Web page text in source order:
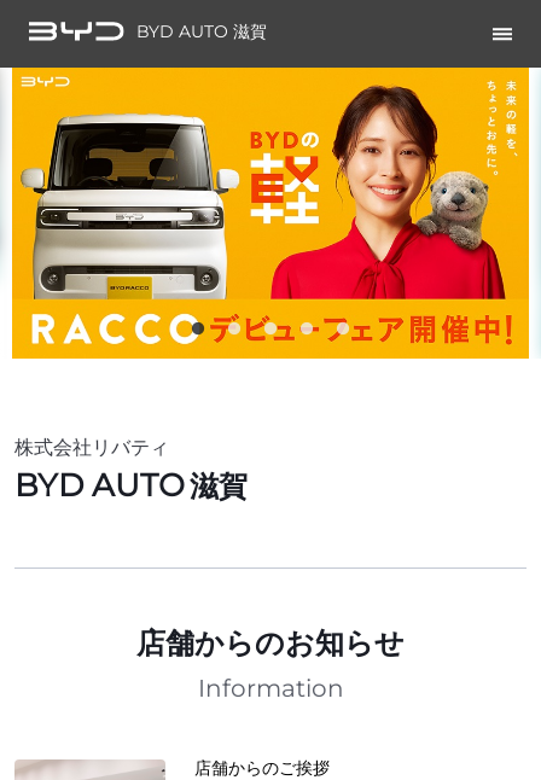
BYD AUTO 滋賀
株式会社リバティ
BYD AUTO滋賀
店舗からのお知らせ
Information
店舗からのご挨拶